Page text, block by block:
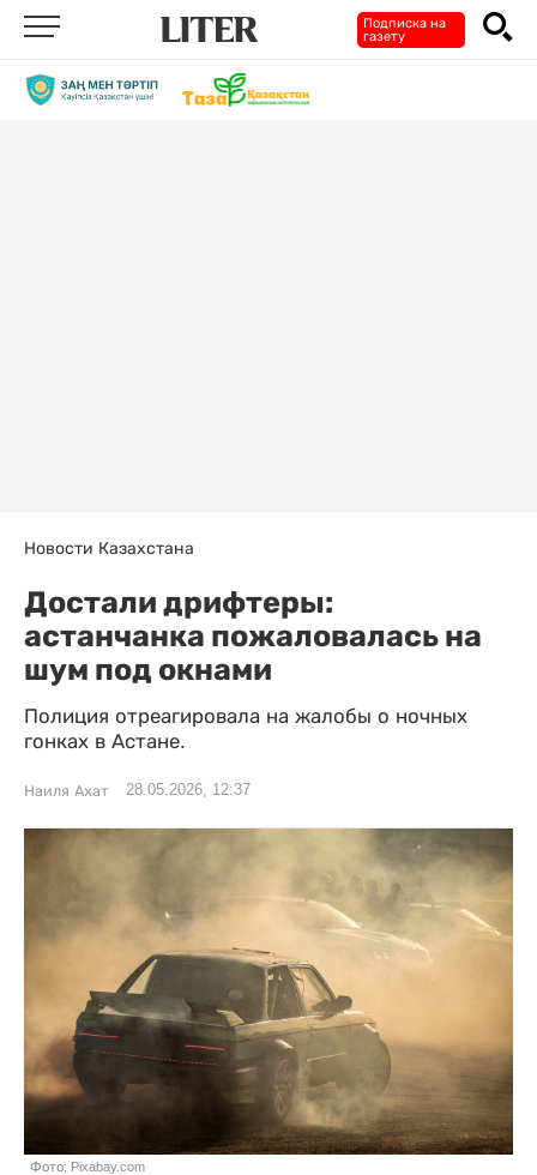
Подписка на
газету
Новости Казахстана
Достали дрифтеры:
астанчанка пожаловалась на
шум под окнами
Полиция отреагировала на жалобы о ночных
гонках в Астане.
Наиля Ахат 28.05.2026, 12:37
Фото: Pixabay.com